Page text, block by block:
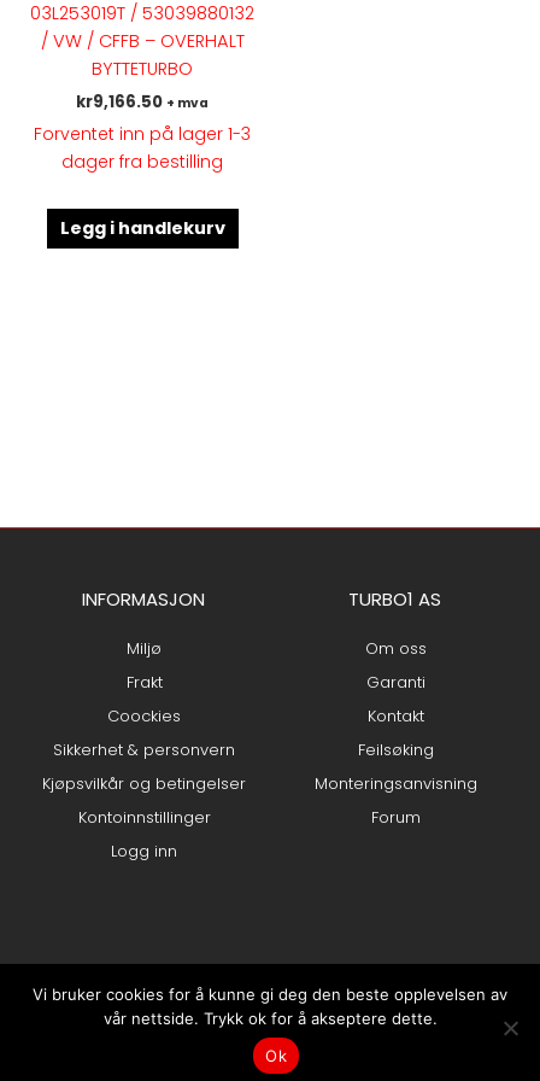
03L253019T / 53039880132
/ VW / CFFB – OVERHALT
BYTTETURBO
kr9,166.50 + mva
Forventet inn på lager 1-3
dager fra bestilling
Legg i handlekurv
INFORMASJON
Miljø
Frakt
Coockies
Sikkerhet & personvern
Kjøpsvilkår og betingelser
Kontoinnstillinger
Logg inn
TURBO1 AS
Om oss
Garanti
Kontakt
Feilsøking
Monteringsanvisning
Forum
Hjem
Vi bruker cookies for å kunne gi deg den beste opplevelsen av
vår nettside. Trykk ok for å akseptere dette.
Ok